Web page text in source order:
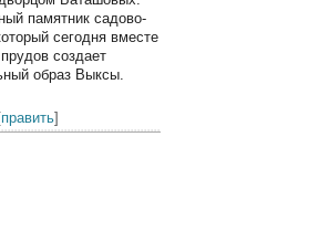
памятник садово-
сегодня вместе
создает
образ Выксы.
[править]